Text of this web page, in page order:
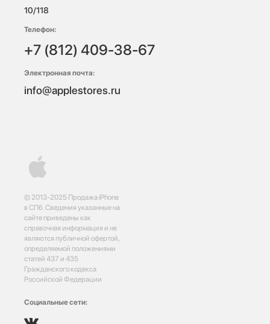
© 2013-2025 Продажа iPhone
в СПб. Сведения указанные на
сайте приведены как
справочная информация и не
являются публичной офертой,
определяемой положениями
статей 437 и 435
Гражданского кодекса
Российской Федерации
Социальные сети:
10/118
Телефон:
+7 (812) 409-38-67
Электронная почта:
info@applestores.ru